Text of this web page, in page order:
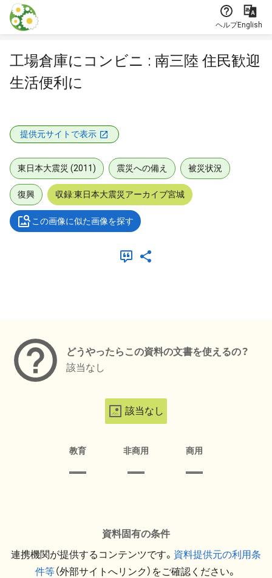
本文に飛ぶ
ヘルプEnglish
工場倉庫にコンビニ : 南三陸 住民歓迎
生活便利に
提供元サイトで表示
東日本大震災 (2011) 震災への備え 被災状況
復興 収録:東日本大震災アーカイブ宮城
この画像に似た画像を探す
どうやったらこの資料の文書を使えるの？
該当なし
該当なし
教育 非商用 商用
資料固有の条件
連携機関が提供するコンテンツです。 資料提供元の利用条
件等（外部サイトへリンク）をご確認ください。